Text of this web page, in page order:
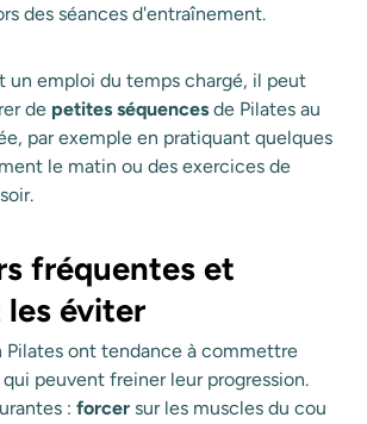
des séances d'entraînement.
un emploi du temps chargé, il peut
de petites séquences de Pilates au
par exemple en pratiquant quelques
le matin ou des exercices de
fréquentes et
éviter
Pilates ont tendance à commettre
peuvent freiner leur progression.
: forcer sur les muscles du cou